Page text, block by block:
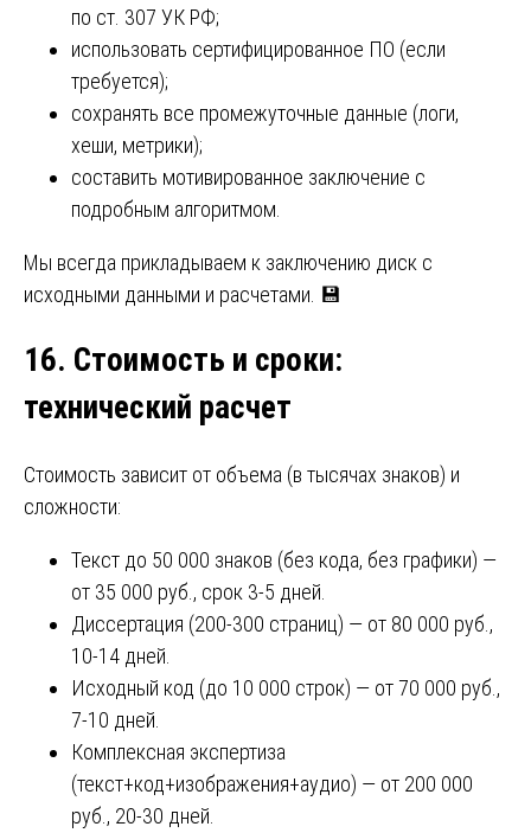
по ст. 307 УК РФ;
использовать сертифицированное ПО (если
требуется);
сохранять все промежуточные данные (логи,
хеши, метрики);
составить мотивированное заключение с
подробным алгоритмом.
Мы всегда прикладываем к заключению диск с
исходными данными и расчетами. 💾
16. Стоимость и сроки:
технический расчет
Стоимость зависит от объема (в тысячах знаков) и
сложности:
Текст до 50 000 знаков (без кода, без графики) —
от 35 000 руб., срок 3-5 дней.
Диссертация (200-300 страниц) — от 80 000 руб.,
10-14 дней.
Исходный код (до 10 000 строк) — от 70 000 руб.,
7-10 дней.
Комплексная экспертиза
(текст+код+изображения+аудио) — от 200 000
руб., 20-30 дней.